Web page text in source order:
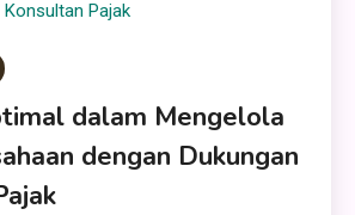
dalam Mengelola
dengan Dukungan